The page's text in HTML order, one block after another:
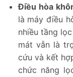
Điều hòa
là máy điều
nhiều tầng
mát vẫn là
cứu và kết
chức năng